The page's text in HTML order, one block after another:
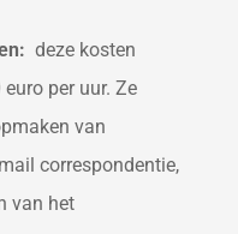
deze kosten
per uur. Ze
van
correspondentie,
van het